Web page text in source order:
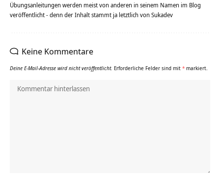
Übungsanleitungen werden meist von anderen in seinem Namen im Blog
veröffentlicht - denn der Inhalt stammt ja letztlich von Sukadev
Keine Kommentare
Deine E-Mail-Adresse wird nicht veröffentlicht. Erforderliche Felder sind mit * markiert.